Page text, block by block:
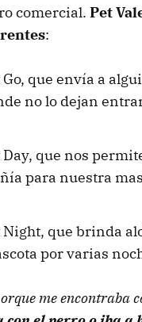
comercial. Pet
:
Go, que envía a
no lo dejan
Day, que nos
para nuestra
Night, que brinda
por varias
me encontraba